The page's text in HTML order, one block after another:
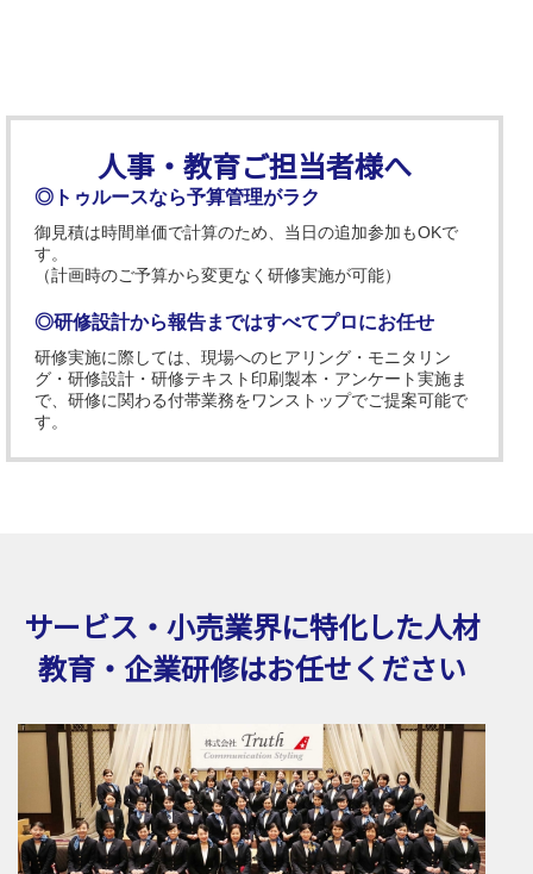
人事・教育ご担当者様へ
◎トゥルースなら予算管理がラク
御見積は時間単価で計算のため、当日の追加参加もOKで
す。
（計画時のご予算から変更なく研修実施が可能）
◎研修設計から報告まではすべてプロにお任せ
研修実施に際しては、現場へのヒアリング・モニタリン
グ・研修設計・研修テキスト印刷製本・アンケート実施ま
で、研修に関わる付帯業務をワンストップでご提案可能で
す。
サービス・小売業界に特化した人材
教育・企業研修はお任せください